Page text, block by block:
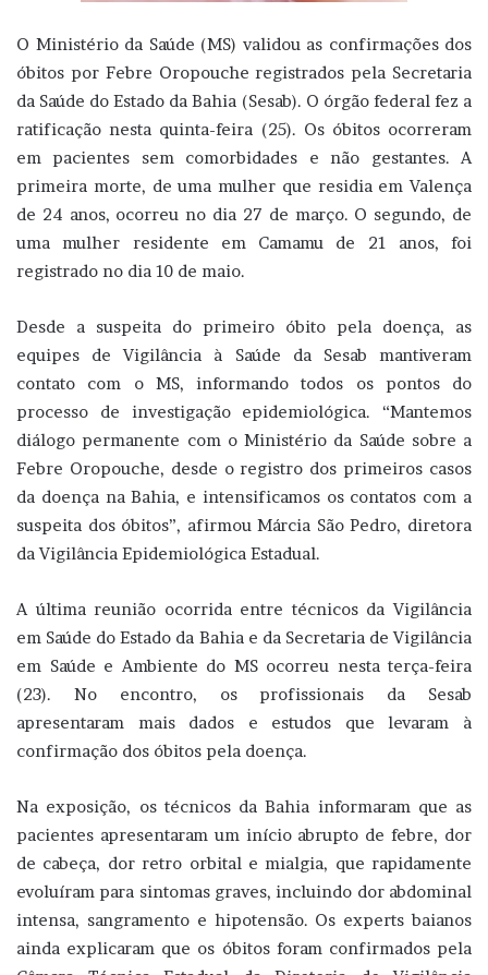
O Ministério da Saúde (MS) validou as confirmações dos
óbitos por Febre Oropouche registrados pela Secretaria
da Saúde do Estado da Bahia (Sesab). O órgão federal fez a
ratificação nesta quinta-feira (25). Os óbitos ocorreram
em pacientes sem comorbidades e não gestantes. A
primeira morte, de uma mulher que residia em Valença
de 24 anos, ocorreu no dia 27 de março. O segundo, de
uma mulher residente em Camamu de 21 anos, foi
registrado no dia 10 de maio.
Desde a suspeita do primeiro óbito pela doença, as
equipes de Vigilância à Saúde da Sesab mantiveram
contato com o MS, informando todos os pontos do
processo de investigação epidemiológica. “Mantemos
diálogo permanente com o Ministério da Saúde sobre a
Febre Oropouche, desde o registro dos primeiros casos
da doença na Bahia, e intensificamos os contatos com a
suspeita dos óbitos”, afirmou Márcia São Pedro, diretora
da Vigilância Epidemiológica Estadual.
A última reunião ocorrida entre técnicos da Vigilância
em Saúde do Estado da Bahia e da Secretaria de Vigilância
em Saúde e Ambiente do MS ocorreu nesta terça-feira
(23). No encontro, os profissionais da Sesab
apresentaram mais dados e estudos que levaram à
confirmação dos óbitos pela doença.
Na exposição, os técnicos da Bahia informaram que as
pacientes apresentaram um início abrupto de febre, dor
de cabeça, dor retro orbital e mialgia, que rapidamente
evoluíram para sintomas graves, incluindo dor abdominal
intensa, sangramento e hipotensão. Os experts baianos
ainda explicaram que os óbitos foram confirmados pela